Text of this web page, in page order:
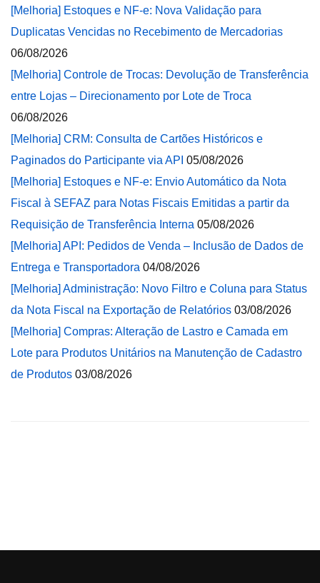
[Melhoria] Estoques e NF-e: Nova Validação para
Duplicatas Vencidas no Recebimento de Mercadorias
06/08/2026
[Melhoria] Controle de Trocas: Devolução de Transferência
entre Lojas – Direcionamento por Lote de Troca
06/08/2026
[Melhoria] CRM: Consulta de Cartões Históricos e
Paginados do Participante via API 05/08/2026
[Melhoria] Estoques e NF-e: Envio Automático da Nota
Fiscal à SEFAZ para Notas Fiscais Emitidas a partir da
Requisição de Transferência Interna 05/08/2026
[Melhoria] API: Pedidos de Venda – Inclusão de Dados de
Entrega e Transportadora 04/08/2026
[Melhoria] Administração: Novo Filtro e Coluna para Status
da Nota Fiscal na Exportação de Relatórios 03/08/2026
[Melhoria] Compras: Alteração de Lastro e Camada em
Lote para Produtos Unitários na Manutenção de Cadastro
de Produtos 03/08/2026